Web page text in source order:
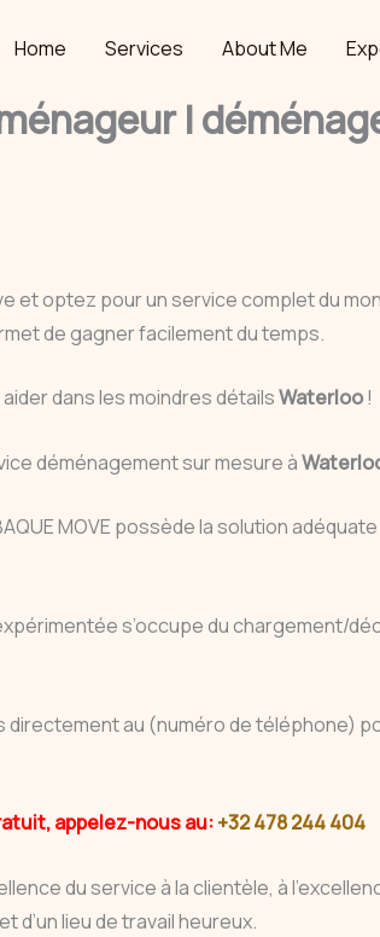
Home Services About Me
|
et optez pour un service complet du
de gagner facilement du temps.
dans les moindres détailsWaterloo!
déménagement sur mesure à
MOVE possède la solution
s’occupe du chargement/
au (numéro de téléphone)
appelez-nous au:+32 478 244 404
du service à la clientèle, à
lieu de travail heureux.